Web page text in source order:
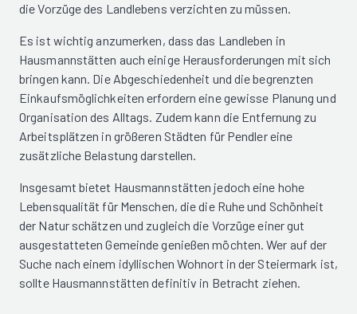
die Vorzüge des Landlebens verzichten zu müssen.
Es ist wichtig anzumerken, dass das Landleben in
Hausmannstätten auch einige Herausforderungen mit sich
bringen kann. Die Abgeschiedenheit und die begrenzten
Einkaufsmöglichkeiten erfordern eine gewisse Planung und
Organisation des Alltags. Zudem kann die Entfernung zu
Arbeitsplätzen in größeren Städten für Pendler eine
zusätzliche Belastung darstellen.
Insgesamt bietet Hausmannstätten jedoch eine hohe
Lebensqualität für Menschen, die die Ruhe und Schönheit
der Natur schätzen und zugleich die Vorzüge einer gut
ausgestatteten Gemeinde genießen möchten. Wer auf der
Suche nach einem idyllischen Wohnort in der Steiermark ist,
sollte Hausmannstätten definitiv in Betracht ziehen.